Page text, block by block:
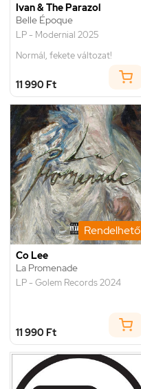
Ivan & The Parazol
Belle Époque
LP - Modernial 2025
Normál, fekete változat!
11 990 Ft
Rendelhető
Co Lee
La Promenade
LP - Golem Records 2024
11 990 Ft